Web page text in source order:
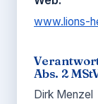
www.lions-
Abs. 2
Dirk Menzel